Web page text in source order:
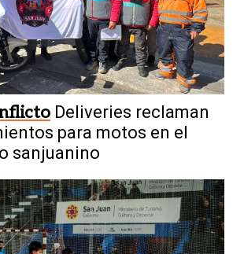
Deliveries reclaman
para motos en el
sanjuanino